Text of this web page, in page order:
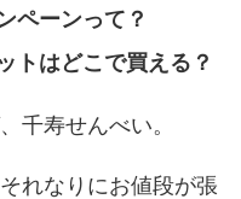
ペーンって？
トはどこで買える？
千寿せんべい。
れなりにお値段が張